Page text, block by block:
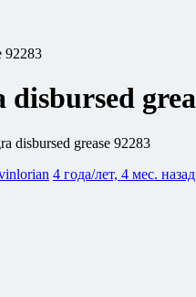
92283
disbursed grease 92283
4 года/лет, 4 мес. назад